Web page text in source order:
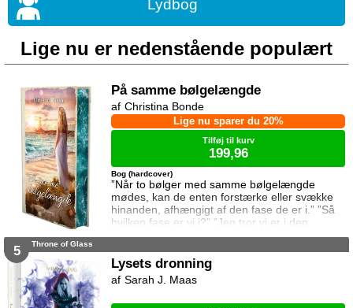
Lydbog
Lige nu er nedenstående populært
På samme bølgelængde
”Når to bølger med samme bølgelængde
mødes, kan de enten forstærke eller svække
hinanden, afhængigt af den fase de er i.” ”Så
hvilken fase er vi i?” ”Jeg tror vi er i den
samme fase.” To ting er vigtige for Elina da
sætte sin afdøde fars hus til salg. Salget skal
gå hurtigt, og hendes ophold skal være kort.
Elina har ikke besøgt byen siden hendes far
Bog (hardcover)
Lige nu sparer du 20%
Christina Bonde
Tilføj til kurv
199,96
5 Throne of Glass
Lysets dronning
Sarah J. Maas